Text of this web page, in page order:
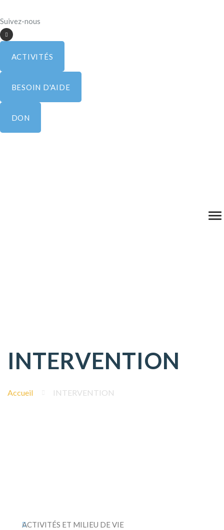
Suivez-nous
ACTIVITÉS
BESOIN D'AIDE
DON
INTERVENTION
Accueil INTERVENTION
ACTIVITÉS ET MILIEU DE VIE